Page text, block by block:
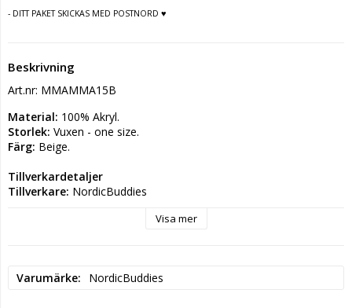
- DITT PAKET SKICKAS MED POSTNORD ♥
Beskrivning
Art.nr: MMAMMA15B
Material: 100% Akryl.
Storlek: Vuxen - one size.
Färg: Beige.
Tillverkardetaljer
Tillverkare: NordicBuddies
info@robinruth.net.
Visa mer
Varumärke NordicBuddies